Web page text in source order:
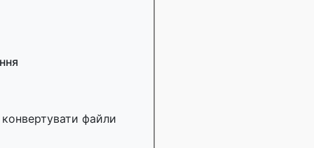
файли